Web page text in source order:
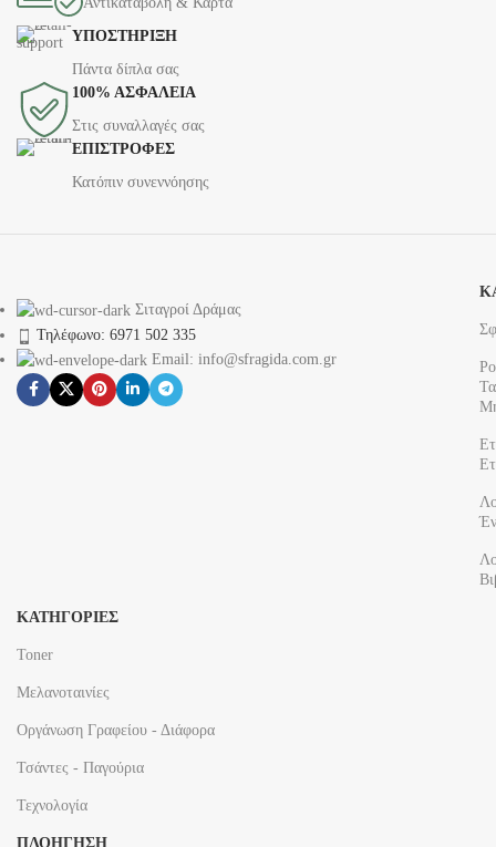
ΥΠΟΣΤΗΡΙΞΗ
Πάντα δίπλα σας
100% ΑΣΦΑΛΕΙΑ
Στις συναλλαγές σας
ΕΠΙΣΤΡΟΦΕΣ
Κατόπιν συνεννόησης
Σιταγροί Δράμας
Τηλέφωνο: 6971 502 335
Email: info@sfragida.com.gr
ΚΑΤΗΓΟΡΙΕΣ
Toner
Μελανοταινίες
Οργάνωση Γραφείου - Διάφορα
Τσάντες - Παγούρια
Τεχνολογία
ΠΛΟΗΓΗΣΗ